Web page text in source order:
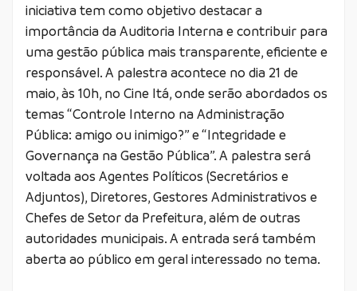
iniciativa tem como objetivo destacar a
importância da Auditoria Interna e contribuir para
uma gestão pública mais transparente, eficiente e
responsável. A palestra acontece no dia 21 de
maio, às 10h, no Cine Itá, onde serão abordados os
temas “Controle Interno na Administração
Pública: amigo ou inimigo?” e “Integridade e
Governança na Gestão Pública”. A palestra será
voltada aos Agentes Políticos (Secretários e
Adjuntos), Diretores, Gestores Administrativos e
Chefes de Setor da Prefeitura, além de outras
autoridades municipais. A entrada será também
aberta ao público em geral interessado no tema.